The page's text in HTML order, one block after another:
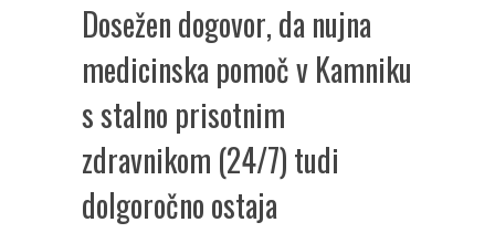
Dosežen dogovor, da nujna
medicinska pomoč v Kamniku
s stalno prisotnim
zdravnikom (24/7) tudi
dolgoročno ostaja